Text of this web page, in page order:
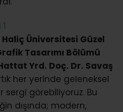
Haliç Üniversitesi Güzel
Tasarımı Bölümü
Yrd. Doç. Dr. Savaş
her yerinde geleneksel
sergi görebiliyoruz. Bu
dışında; modern,